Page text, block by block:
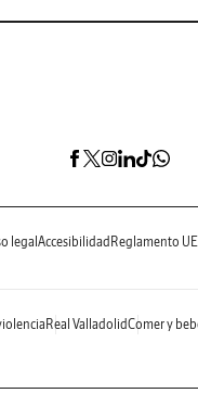
legal Accesibilidad Reglamento
Real ValladolidComer y